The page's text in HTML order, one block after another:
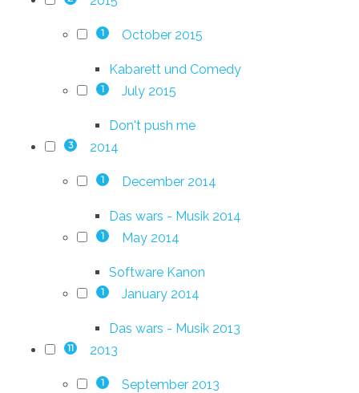
1 October 2015
Kabarett und Comedy
1 July 2015
Don't push me
3 2014
1 December 2014
Das wars - Musik 2014
1 May 2014
Software Kanon
1 January 2014
Das wars - Musik 2013
11 2013
1 September 2013